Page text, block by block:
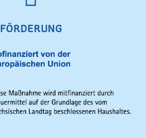
FÖRDERUNG